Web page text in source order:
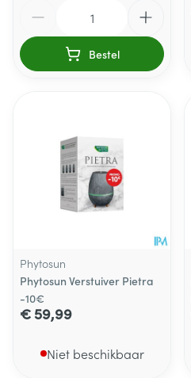
Bestel
Phytosun
Phytosun Verstuiver Pietra
-10€
€ 59,99
Niet beschikbaar